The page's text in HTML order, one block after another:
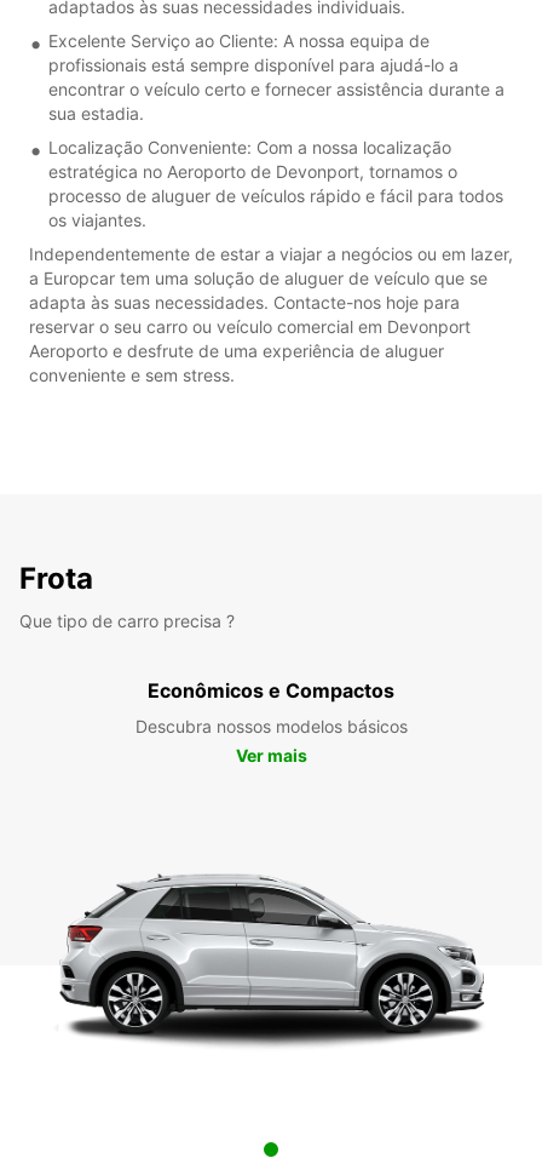
adaptados às suas necessidades individuais.
Excelente Serviço ao Cliente: A nossa equipa de
profissionais está sempre disponível para ajudá-lo a
encontrar o veículo certo e fornecer assistência durante a
sua estadia.
Localização Conveniente: Com a nossa localização
estratégica no Aeroporto de Devonport, tornamos o
processo de aluguer de veículos rápido e fácil para todos
os viajantes.
Independentemente de estar a viajar a negócios ou em lazer,
a Europcar tem uma solução de aluguer de veículo que se
adapta às suas necessidades. Contacte-nos hoje para
reservar o seu carro ou veículo comercial em Devonport
Aeroporto e desfrute de uma experiência de aluguer
conveniente e sem stress.
Frota
Que tipo de carro precisa ?
Econômicos e Compactos
Descubra nossos modelos básicos
Ver mais